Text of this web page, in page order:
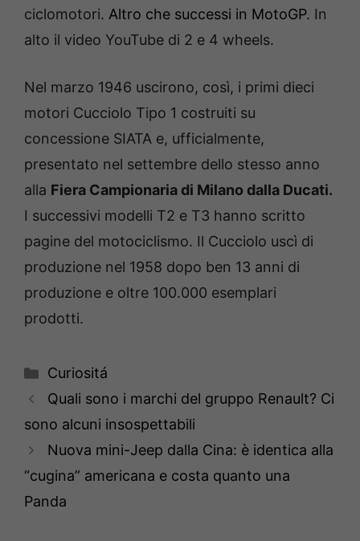
ciclomotori. Altro che successi in MotoGP. In
alto il video YouTube di 2 e 4 wheels.
Nel marzo 1946 uscirono, così, i primi dieci
motori Cucciolo Tipo 1 costruiti su
concessione SIATA e, ufficialmente,
presentato nel settembre dello stesso anno
alla Fiera Campionaria di Milano dalla Ducati.
I successivi modelli T2 e T3 hanno scritto
pagine del motociclismo. Il Cucciolo uscì di
produzione nel 1958 dopo ben 13 anni di
produzione e oltre 100.000 esemplari
prodotti.
Categorie
Curiositá
Quali sono i marchi del gruppo Renault? Ci
sono alcuni insospettabili
Nuova mini-Jeep dalla Cina: è identica alla
“cugina” americana e costa quanto una
Panda